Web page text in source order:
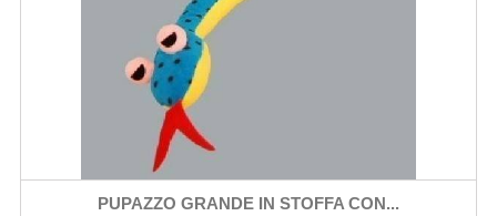
PUPAZZO GRANDE IN STOFFA CON...